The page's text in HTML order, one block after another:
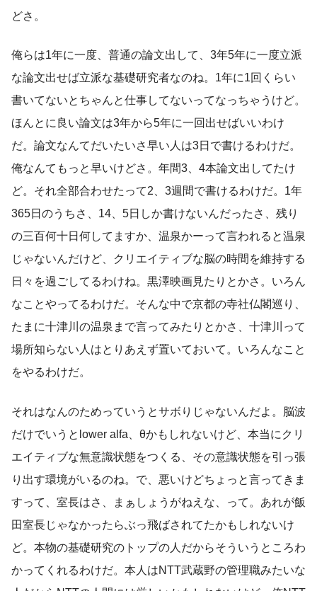
どさ。
俺らは1年に一度、普通の論文出して、3年5年に一度立派
な論文出せば立派な基礎研究者なのね。1年に1回くらい
書いてないとちゃんと仕事してないってなっちゃうけど。
ほんとに良い論文は3年から5年に一回出せばいいわけ
だ。論文なんてだいたいさ早い人は3日で書けるわけだ。
俺なんてもっと早いけどさ。年間3、4本論文出してたけ
ど。それ全部合わせたって2、3週間で書けるわけだ。1年
365日のうちさ、14、5日しか書けないんだったさ、残り
の三百何十日何してますか、温泉かーって言われると温泉
じゃないんだけど、クリエイティブな脳の時間を維持する
日々を過ごしてるわけね。黒澤映画見たりとかさ。いろん
なことやってるわけだ。そんな中で京都の寺社仏閣巡り、
たまに十津川の温泉まで言ってみたりとかさ、十津川って
場所知らない人はとりあえず置いておいて。いろんなこと
をやるわけだ。
それはなんのためっていうとサボりじゃないんだよ。脳波
だけでいうとlower alfa、θかもしれないけど、本当にクリ
エイティブな無意識状態をつくる、その意識状態を引っ張
り出す環境がいるのね。で、悪いけどちょっと言ってきま
すって、室長はさ、まぁしょうがねえな、って。あれが飯
田室長じゃなかったらぶっ飛ばされてたかもしれないけ
ど。本物の基礎研究のトップの人だからそういうところわ
かってくれるわけだ。本人はNTT武蔵野の管理職みたいな